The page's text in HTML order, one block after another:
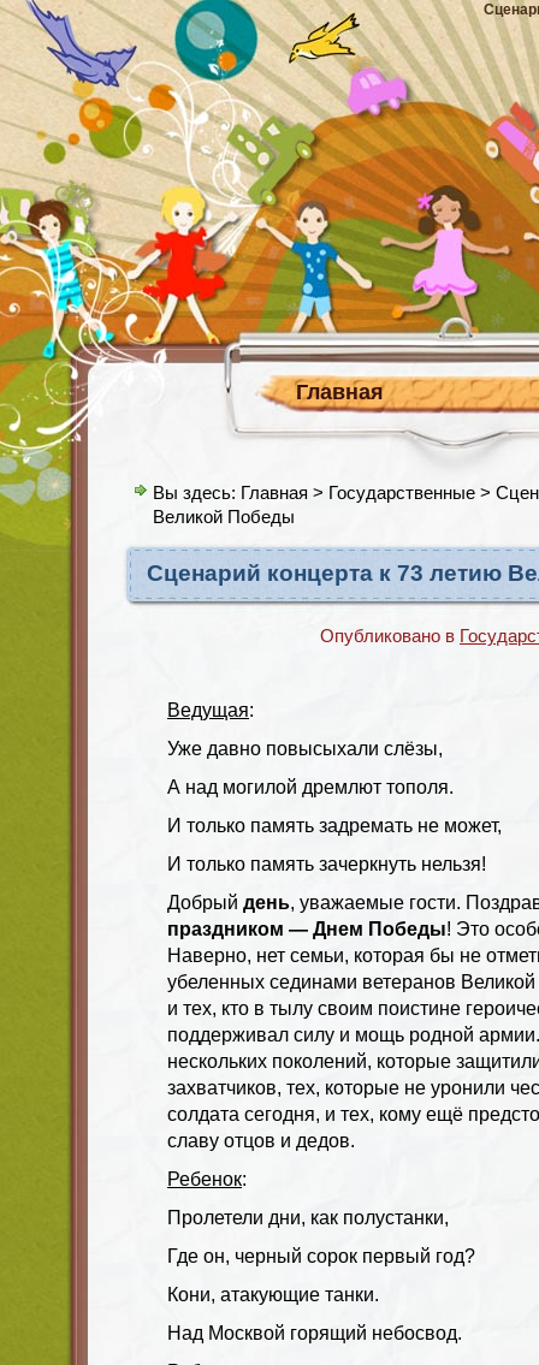
Главная
Вы здесь: Главная > Государственные >
Великой Победы
Сценарий концерта к 73 летию
Опубликовано в
Ведущая:
Уже давно повысыхали слёзы,
А над могилой дремлют тополя.
И только память задремать не может,
И только память зачеркнуть нельзя!
Добрый день, уважаемые гости.
праздником — Днем Победы! Это
Наверно, нет семьи, которая бы не
убеленных сединами ветеранов
и тех, кто в тылу своим поистине
поддерживал силу и мощь родной
нескольких поколений, которые
захватчиков, тех, которые не уронили
солдата сегодня, и тех, кому ещё
славу отцов и дедов.
Ребенок:
Пролетели дни, как полустанки,
Где он, черный сорок первый год?
Кони, атакующие танки.
Над Москвой горящий небосвод.